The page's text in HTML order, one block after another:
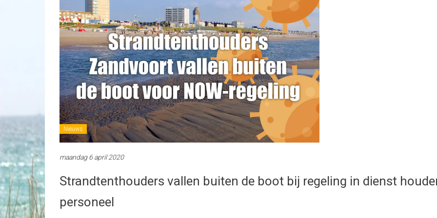
Nieuws
maandag 6 april 2020
Strandtenthouders vallen buiten de boot bij regeling in dienst
personeel